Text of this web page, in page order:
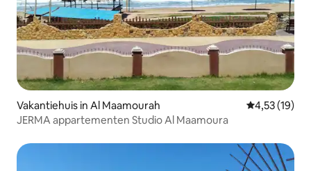
Vakantiehuis in Al Maamourah Gemiddelde
4,53 (19)
JERMA appartementen Studio Al Maamoura